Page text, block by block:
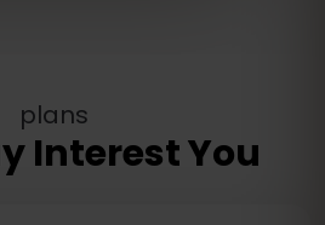
plans
Interest You